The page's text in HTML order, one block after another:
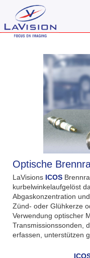
Optische
LaVisions ICOS
kurbelwinkelaufgelöst
Abgaskonzentration
Zünd- oder Glühkerze
Verwendung optischer
Transmissionssonden,
erfassen, unterstützen